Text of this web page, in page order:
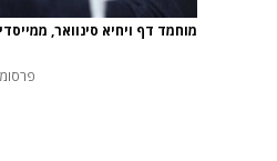
מוחמד דף ויחיא סינוואר,